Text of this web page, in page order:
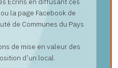
la page Facebook de
de Communes du Pays
de mise en valeur des
d’un local.